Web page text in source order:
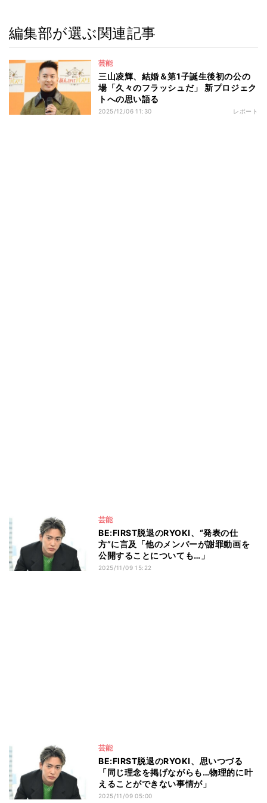
編集部が選ぶ関連記事
芸能
三山凌輝、結婚＆第1子誕生後初の公の
場「久々のフラッシュだ」 新プロジェク
トへの思い語る
2025/12/06 11:30 レポート
芸能
BE:FIRST脱退のRYOKI、“発表の仕
方”に言及「他のメンバーが謝罪動画を
公開することについても…」
2025/11/09 15:22
芸能
BE:FIRST脱退のRYOKI、思いつづる
「同じ理念を掲げながらも…物理的に叶
えることができない事情が」
2025/11/09 05:00